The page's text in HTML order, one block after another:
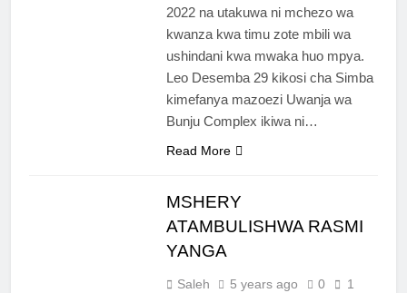
2022 na utakuwa ni mchezo wa
kwanza kwa timu zote mbili wa
ushindani kwa mwaka huo mpya.
Leo Desemba 29 kikosi cha Simba
kimefanya mazoezi Uwanja wa
Bunju Complex ikiwa ni…
Read More
MSHERY
ATAMBULISHWA RASMI
YANGA
Saleh 5 years ago 0
1